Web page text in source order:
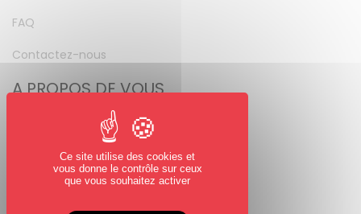
FAQ
Contactez-nous
A PROPOS DE VOUS
Mot de passe perdu
NOUS SUIVRE
Ce site utilise des cookies et
vous donne le contrôle sur ceux
que vous souhaitez activer